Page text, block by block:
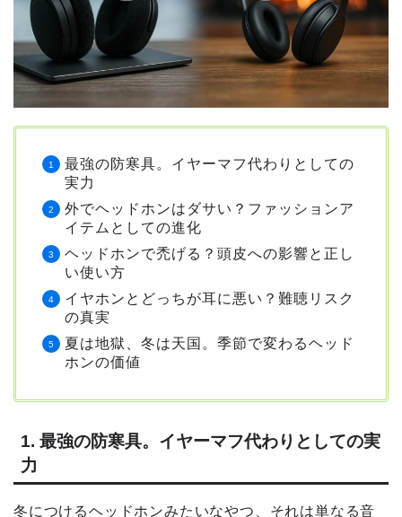
最強の防寒具。イヤーマフ代わりとしての
実力
外でヘッドホンはダサい？ファッションア
イテムとしての進化
ヘッドホンで禿げる？頭皮への影響と正し
い使い方
イヤホンとどっちが耳に悪い？難聴リスク
の真実
夏は地獄、冬は天国。季節で変わるヘッド
ホンの価値
1. 最強の防寒具。イヤーマフ代わりとしての実
力
冬につけるヘッドホンみたいなやつ、それは単なる音